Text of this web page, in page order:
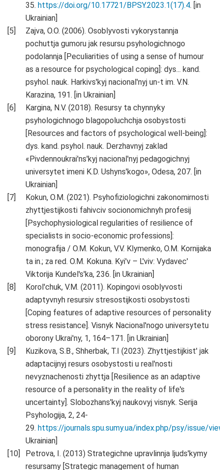
35. https://doi.org/10.17721/BPSY.2023.1(17).4. [in
Ukrainian]
Zajva, O.O. (2006). Osoblyvosti vykorystannja
pochuttja gumoru jak resursu psyhologichnogo
podolannja [Peculiarities of using a sense of humour
as a resource for psychological coping]: dys... kand.
psyhol. nauk. Harkivs'kyj nacional'nyj un-t im. V.N.
Karazina, 191. [in Ukrainian]
Kargina, N.V. (2018). Resursy ta chynnyky
psyhologichnogo blagopoluchchja osobystosti
[Resources and factors of psychological well-being]:
dys. kand. psyhol. nauk. Derzhavnyj zaklad
«Pivdennoukrai'ns'kyj nacional'nyj pedagogichnyj
universytet imeni K.D. Ushyns'kogo», Odesa, 207. [in
Ukrainian]
Kokun, O.M. (2021). Psyhofiziologichni zakonomirnosti
zhyttjestijkosti fahivciv socionomichnyh profesij
[Psychophysiological regularities of resilience of
specialists in socio-economic professions]:
monografija / O.M. Kokun, V.V. Klymenko, O.M. Kornijaka
ta in.; za red. O.M. Kokuna. Kyi'v – L'viv: Vydavec'
Viktorija Kundel's'ka, 236. [in Ukrainian]
Korol'chuk, V.M. (2011). Kopingovi osoblyvosti
adaptyvnyh resursiv stresostijkosti osobystosti
[Coping features of adaptive resources of personality
stress resistance]. Visnyk Nacional'nogo universytetu
oborony Ukrai'ny, 1, 164–171. [in Ukrainian]
Kuzikova, S.B., Shherbak, T.I (2023). Zhyttjestijkist' jak
adaptacijnyj resurs osobystosti u real'nosti
nevyznachenosti zhyttja [Resilience as an adaptive
resource of a personality in the reality of life's
uncertainty]. Slobozhans'kyj naukovyj visnyk. Serija
Psyhologija, 2, 24-
29. https://journals.spu.sumy.ua/index.php/psy/issue/
Ukrainian]
Petrova, I. (2013) Strategichne upravlinnja ljuds'kymy
resursamy [Strategic management of human